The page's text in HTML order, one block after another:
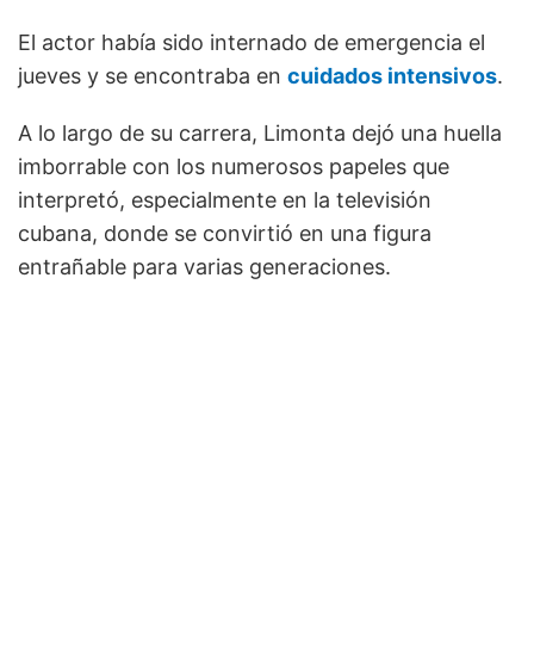
El actor había sido internado de emergencia el
jueves y se encontraba en cuidados intensivos.
A lo largo de su carrera, Limonta dejó una huella
imborrable con los numerosos papeles que
interpretó, especialmente en la televisión
cubana, donde se convirtió en una figura
entrañable para varias generaciones.